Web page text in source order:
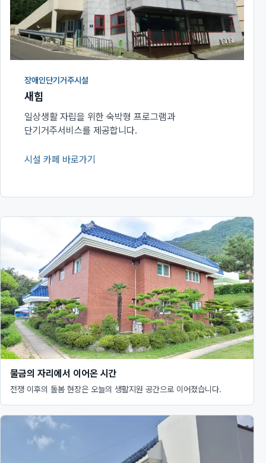
장애인단기거주시설
새힘
일상생활 자립을 위한 숙박형 프로그램과
단기거주서비스를 제공합니다.
시설 카페 바로가기
(새 창에서 열림)
물금의 자리에서 이어온 시간
전쟁 이후의 돌봄 현장은 오늘의 생활지원 공간으로 이어졌습니다.